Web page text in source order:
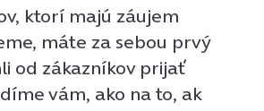
ktorí majú záujem
máte za sebou prvý
od zákazníkov prijať
vám, ako na to, ak